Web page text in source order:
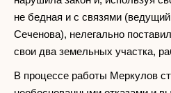
не бедная и с связями
Сеченова), нелегально
свои два земельных участка,
В процессе работы Меркулов